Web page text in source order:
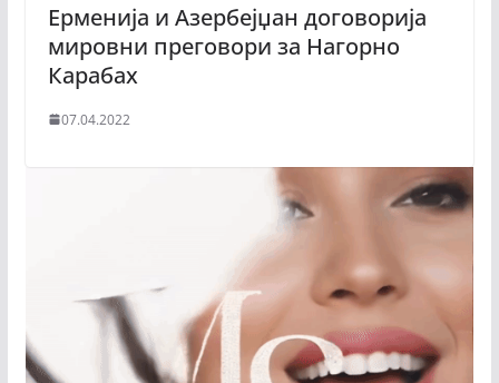
Ерменија и Азербејџан договорија
мировни преговори за Нагорно
Карабах
07.04.2022